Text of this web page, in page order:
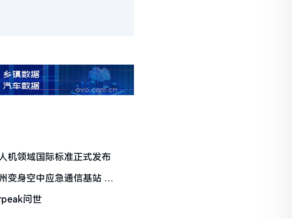
机领域国际标准正式发布
变身空中应急通信基站 法
问世